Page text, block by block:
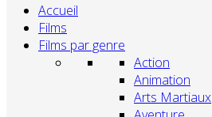
Accueil
Films
Films par genre
Action
Animation
Arts Martiaux